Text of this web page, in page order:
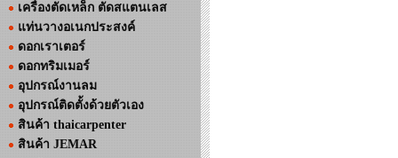
เครื่องตัดเหล็ก ตัดสแตนเลส
แท่นวางอเนกประสงค์
ดอกเราเตอร์
ดอกทริมเมอร์
อุปกรณ์งานลม
อุปกรณ์ติดตั้งด้วยตัวเอง
สินค้า thaicarpenter
สินค้า JEMAR